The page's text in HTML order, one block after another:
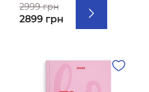
2999 грн
2899 грн